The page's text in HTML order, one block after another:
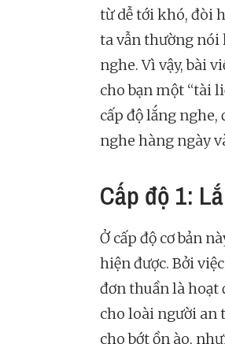
từ dễ tới khó, đòi
ta vẫn thường
nghe. Vì vậy, bài
cho bạn một “tài
cấp độ lắng
nghe hàng ngày
Cấp độ 1:
Ở cấp độ cơ bản
hiện được. Bởi
đơn thuần là hoạt
cho loài người an
cho bớt ồn ào,